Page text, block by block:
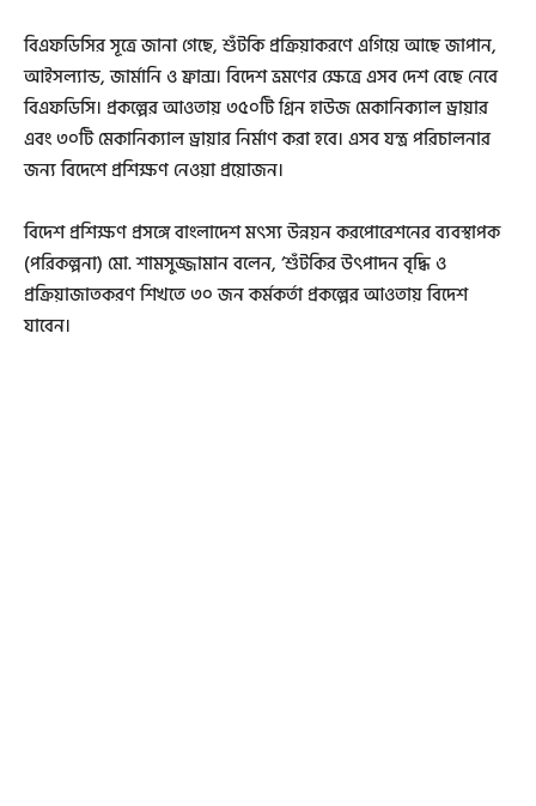
বিএফডিসির সূত্রে জানা গেছে, শুঁটকি প্রক্রিয়াকরণে এগিয়ে আছে জাপান,
আইসল্যান্ড, জার্মানি ও ফ্রান্স। বিদেশ ভ্রমণের ক্ষেত্রে এসব দেশ বেছে নেবে
বিএফডিসি। প্রকল্পের আওতায় ৩৫০টি গ্রিন হাউজ মেকানিক্যাল ড্রায়ার
এবং ৩০টি মেকানিক্যাল ড্রায়ার নির্মাণ করা হবে। এসব যন্ত্র পরিচালনার
জন্য বিদেশে প্রশিক্ষণ নেওয়া প্রয়োজন।
বিদেশ প্রশিক্ষণ প্রসঙ্গে বাংলাদেশ মৎস্য উন্নয়ন করপোরেশনের ব্যবস্থাপক
(পরিকল্পনা) মো. শামসুজ্জামান বলেন, ‘শুঁটকির উৎপাদন বৃদ্ধি ও
প্রক্রিয়াজাতকরণ শিখতে ৩০ জন কর্মকর্তা প্রকল্পের আওতায় বিদেশ
যাবেন।